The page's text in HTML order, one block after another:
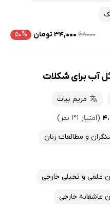
۶۸۰۰۰ ۳۴,۰۰۰ تومان ۵۰%
آب برای شکلات
مریم بیات
(امتیاز ۳۱ نفر)
و مطالعات زنان
علمی و تخیلی خارجی
عاشقانه خارجی